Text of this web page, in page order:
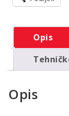
Opis
Opis